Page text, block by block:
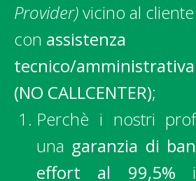
Provider)vicino al cliente
con assistenza
tecnico/
(NO CALLCENTER);
Perchè i nostri
una garanzia di
effort al 99,5%